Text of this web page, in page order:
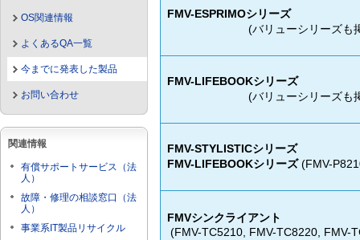
OS関連情報
よくあるQA一覧
今までに発表した製品
お問い合わせ
関連情報
有償サポートサービス（法
人）
故障・修理の相談窓口（法
人）
事業系IT製品リサイクル
FMV-ESPRIMOシリーズ
(バリューシリーズも
FMV-LIFEBOOKシリーズ
(バリューシリーズも
FMV-STYLISTICシリーズ
FMV-LIFEBOOKシリーズ(FMV-
FMVシンクライアント
(FMV-TC5210, FMV-TC8220, FMV-